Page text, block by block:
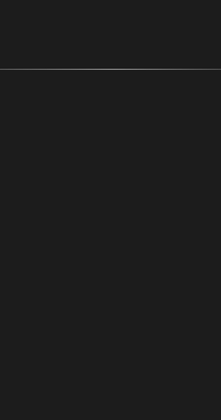
- SplitK Tarjeta de
– Acceso a Klar
– 20% Cashback en
Juegos de Mexico
- Amazon Prime
– Diferimiento de
Desde App
de Beneficios Uber
Madres 2026
Plus - SplitK 0% -
Cashback 20% Décima